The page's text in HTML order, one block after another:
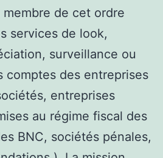
de cet ordre
services de look,
surveillance ou
comptes des entreprises
entreprises
au régime fiscal des
BNC, sociétés pénales,